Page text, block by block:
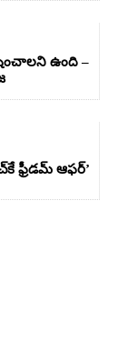
ఉంది –
ఫ్రీడమ్ ఆఫర్’